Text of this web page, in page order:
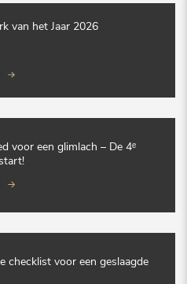
van het Jaar 2026
voor een glimlach – De 4ᵉ
checklist voor een geslaagde